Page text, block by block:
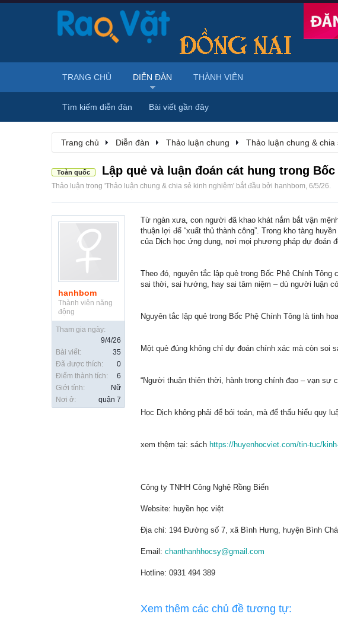
Trang chủ Diễn đàn Thảo luận chung Thảo luận chung & chia
Toàn quốc Lập quẻ và luận đoán cát hung trong Bốc
Thảo luận trong 'Thảo luận chung & chia sẻ kinh nghiệm' bắt đầu bởi hanhbom, 6/5/26.
hanhbom
Thành viên năng
động
Tham gia ngày:
9/4/26
Bài viết:
35
Đã được thích:
0
Điểm thành tích:
6
Giới tính:
Nữ
Nơi ở:
quận 7
Từ ngàn xưa, con người đã khao khát nắm bắt vận
thuận lợi để “xuất thủ thành công”. Trong kho tàng
của Dịch học ứng dụng, nơi mọi phương pháp dự đoán
Theo đó, nguyên tắc lập quẻ trong Bốc Phệ Chính
sai thời, sai hướng, hay sai tâm niệm – dù người luận
Nguyên tắc lập quẻ trong Bốc Phệ Chính Tông là tinh
Một quẻ đúng không chỉ dự đoán chính xác mà còn
“Người thuận thiên thời, hành trong chính đạo – vạn sự
Học Dịch không phải để bói toán, mà để thấu hiểu quy
xem thệm tại: sách https://huyenhocviet.com/tin-tuc/
Công ty TNHH Công Nghệ Rồng Biển
Website: huyền học việt
Địa chỉ: 194 Đường số 7, xã Bình Hưng, huyện Bình
Email: chanthanhhocsy@gmail.com
Hotline: 0931 494 389
Xem thêm các chủ đề tương tự:
TRANG CHỦ DIỄN ĐÀN
Tìm kiếm diễn đàn Bài viết gần đây
THÀNH VIÊN